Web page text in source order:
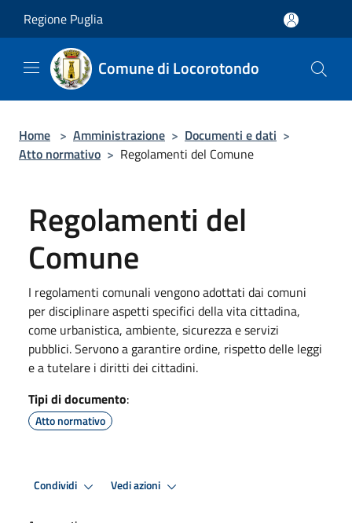
Regione Puglia
Comune di Locorotondo
Home > Amministrazione > Documenti e dati >
Atto normativo > Regolamenti del Comune
Regolamenti del
Comune
I regolamenti comunali vengono adottati dai comuni
per disciplinare aspetti specifici della vita cittadina,
come urbanistica, ambiente, sicurezza e servizi
pubblici. Servono a garantire ordine, rispetto delle leggi
e a tutelare i diritti dei cittadini.
Tipi di documento:
Atto normativo
Condividi Vedi azioni